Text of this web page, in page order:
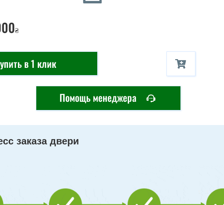
₴
в 1 клик
Помощь менеджера
заказа двери